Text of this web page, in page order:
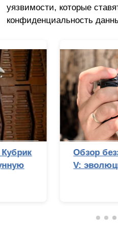
уязвимости, которые
конфиденциальность
Обзор беззеркальной
V: эволюция с